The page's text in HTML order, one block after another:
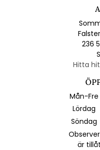
236
Hitta
Mån-Fre
Lördag
Söndag
är